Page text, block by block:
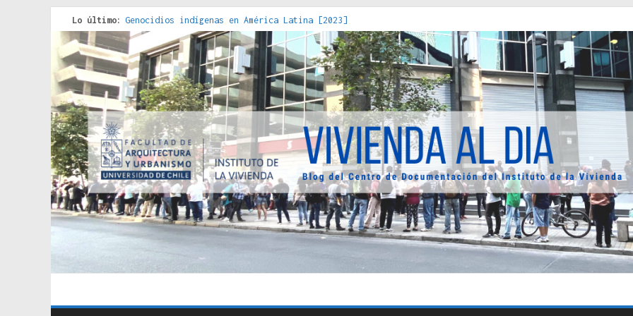
Lo último: Genocidios indígenas en América Latina [2023]
Estudios sobre la espacialización de los Estados : políticas, prácticas y representaciones [2022]
Donde el pedernal choca con el acero : hacia una teoría crítica de las fronteras latinoamericanas
Criterios técnicos para una vivienda adecuada [2019]
Red de consultorios de la Caja del Seguro Obrero en Santiago : un patrimonio emblemático [2014]